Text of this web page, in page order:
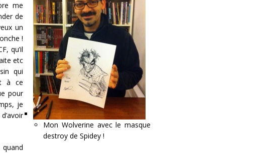
Mon Wolverine avec le masque
destroy de Spidey !
me
de
un
!
qu’il
etc
qui
à ce
pour
je